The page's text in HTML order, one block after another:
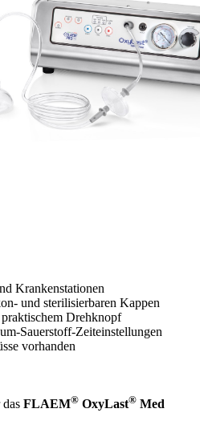
Krankenstationen
und sterilisierbaren Kappen
Drehknopf
Sauerstoff-Zeiteinstellungen
vorhanden
FLAEM® OxyLast® Med